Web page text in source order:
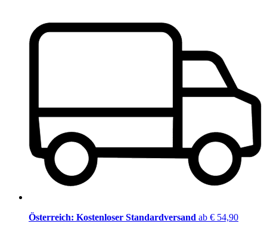
Österreich: Kostenloser Standardversand ab € 54,90